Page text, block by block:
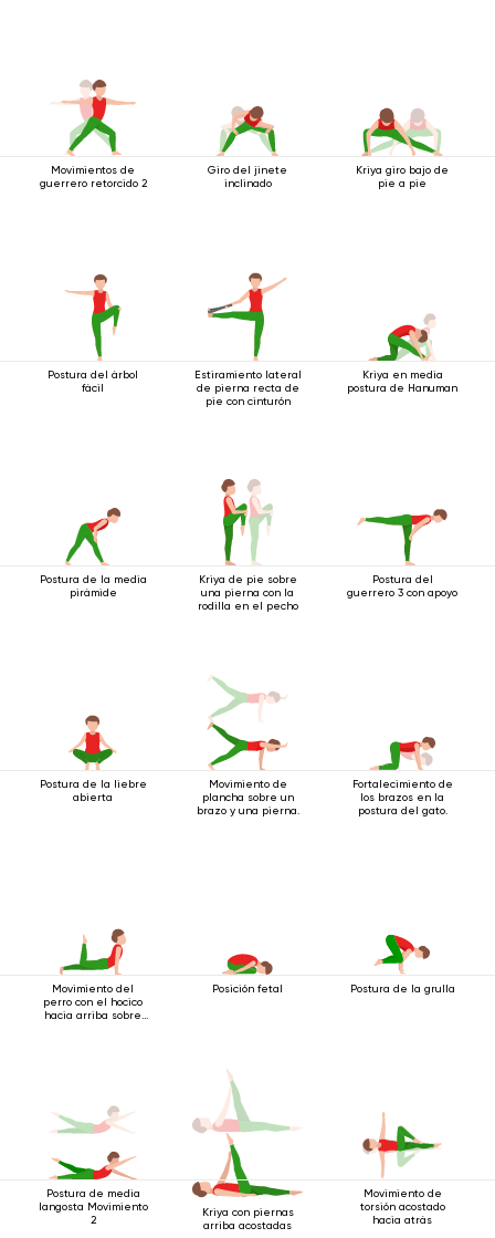
Movimientos de
guerrero retorcido 2
Giro del jinete
inclinado
Kriya giro bajo de
pie a pie
Postura del árbol
fácil
Estiramiento lateral
de pierna recta de
pie con cinturón
Kriya en media
postura de Hanuman
Postura de la media
pirámide
Kriya de pie sobre
una pierna con la
rodilla en el pecho
Postura del
guerrero 3 con apoyo
Postura de la liebre
abierta
Movimiento de
plancha sobre un
brazo y una pierna.
Fortalecimiento de
los brazos en la
postura del gato.
Movimiento del
perro con el hocico
hacia arriba sobre
Posición fetal Postura de la grulla
Postura de media
langosta Movimiento
2
Kriya con piernas
arriba acostadas
Movimiento de
torsión acostado
hacia atrás